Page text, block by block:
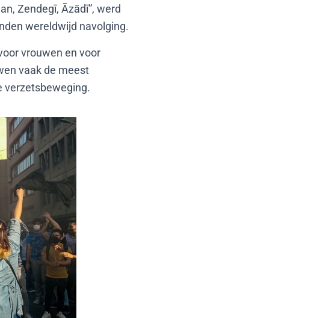
Zendegī, Āzādī”, werd
wereldwijd navolging.
vrouwen en voor
vaak de meest
verzetsbeweging.